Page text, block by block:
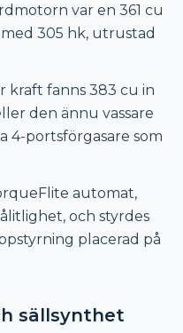
var en 361 cu
med 305 hk, utrustad
kraft fanns 383 cu in
den ännu vassare
4-portsförgasare som
automat,
och styrdes
placerad på
sällsynthet